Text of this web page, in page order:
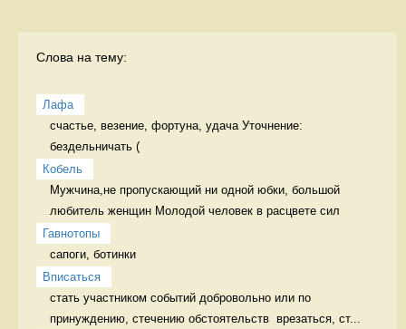
Слова на тему:
Лафа
счастье, везение, фортуна, удача Уточнение:
бездельничать (
Кобель
Мужчина,не пропускающий ни одной юбки, большой
любитель женщин Молодой человек в расцвете сил
Гавнотопы
сапоги, ботинки
Вписаться
стать участником событий добровольно или по
принуждению, стечению обстоятельств  врезаться, ст...